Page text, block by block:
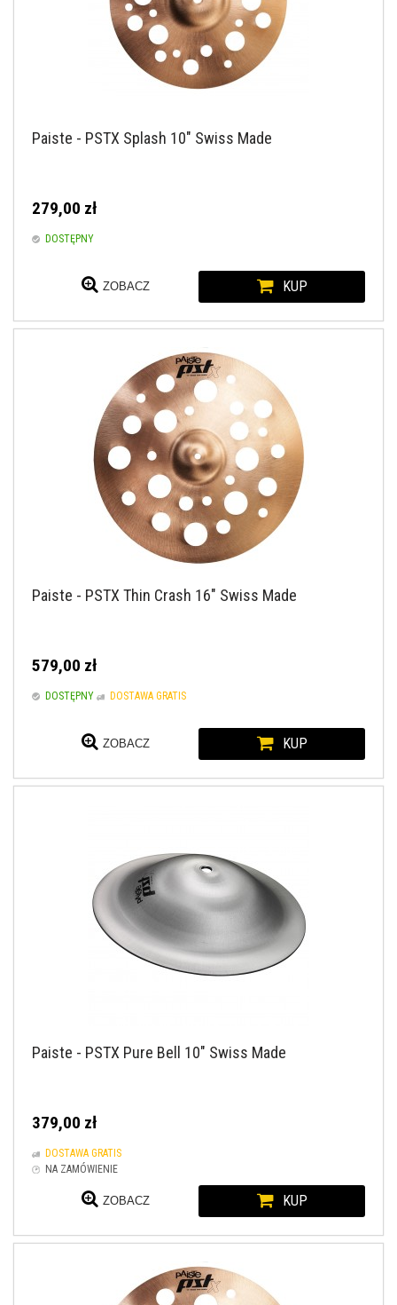
Paiste - PSTX Splash 10" Swiss Made
279,00 zł
DOSTĘPNY
ZOBACZ KUP
Paiste - PSTX Thin Crash 16" Swiss Made
579,00 zł
DOSTĘPNY DOSTAWA GRATIS
ZOBACZ KUP
Paiste - PSTX Pure Bell 10" Swiss Made
379,00 zł
DOSTAWA GRATIS
NA ZAMÓWIENIE
ZOBACZ KUP